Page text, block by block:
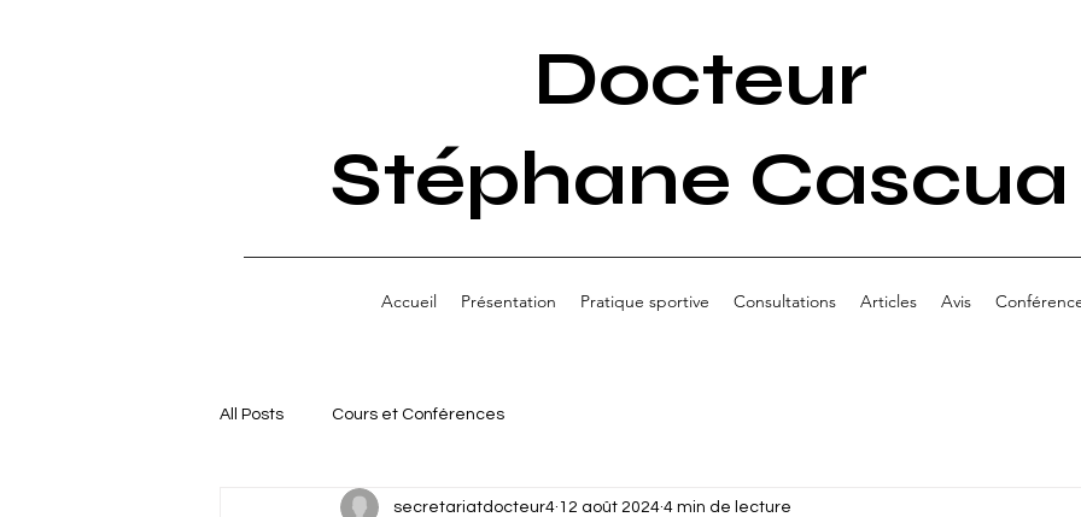
Docteur
Stéphane Cascua
Accueil Présentation Pratique sportive Consultations Articles Avis
All Posts Cours et Conférences
secretariatdocteur4 12 août 2024 4 min de lecture